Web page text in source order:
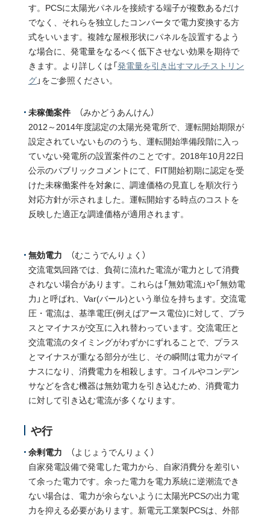
す。PCSに太陽光パネルを接続する端子が複数あるだけ
でなく、それらを独立したコンバータで電力変換する方
式をいいます。複雑な屋根形状にパネルを設置するよう
な場合に、発電量をなるべく低下させない効果を期待で
きます。より詳しくは「発電量を引き出すマルチストリン
グ」をご参照ください。
未稼働案件 （みかどうあんけん）
2012～2014年度認定の太陽光発電所で、運転開始期限が
設定されていないもののうち、運転開始準備段階に⼊っ
ていない発電所の設置案件のことです。2018年10⽉22⽇
公⽰のパブリックコメントにて、FIT開始初期に認定を受
けた未稼働案件を対象に、調達価格の⾒直しを順次⾏う
対応⽅針が⽰されました。運転開始する時点のコストを
反映した適正な調達価格が適⽤されます。
無効電力 （むこうでんりょく）
交流電気回路では、負荷に流れた電流が電力として消費
されない場合があります。これらは「無効電流」や「無効電
力」と呼ばれ、Var(バール)という単位を持ちます。交流電
圧・電流は、基準電圧(例えばアース電位)に対して、プラ
スとマイナスが交互に入れ替わっています。交流電圧と
交流電流のタイミングがわずかにずれることで、プラス
とマイナスが重なる部分が生じ、その瞬間は電力がマイ
ナスになり、消費電力を相殺します。コイルやコンデン
サなどを含む機器は無効電力を引き込むため、消費電力
に対して引き込む電流が多くなります。
や行
余剰電力 （よじょうでんりょく）
自家発電設備で発電した電力から、自家消費分を差引い
て余った電力です。余った電力を電力系統に逆潮流でき
ない場合は、電力が余らないように太陽光PCSの出力電
力を抑える必要があります。新電元工業製PCSは、外部